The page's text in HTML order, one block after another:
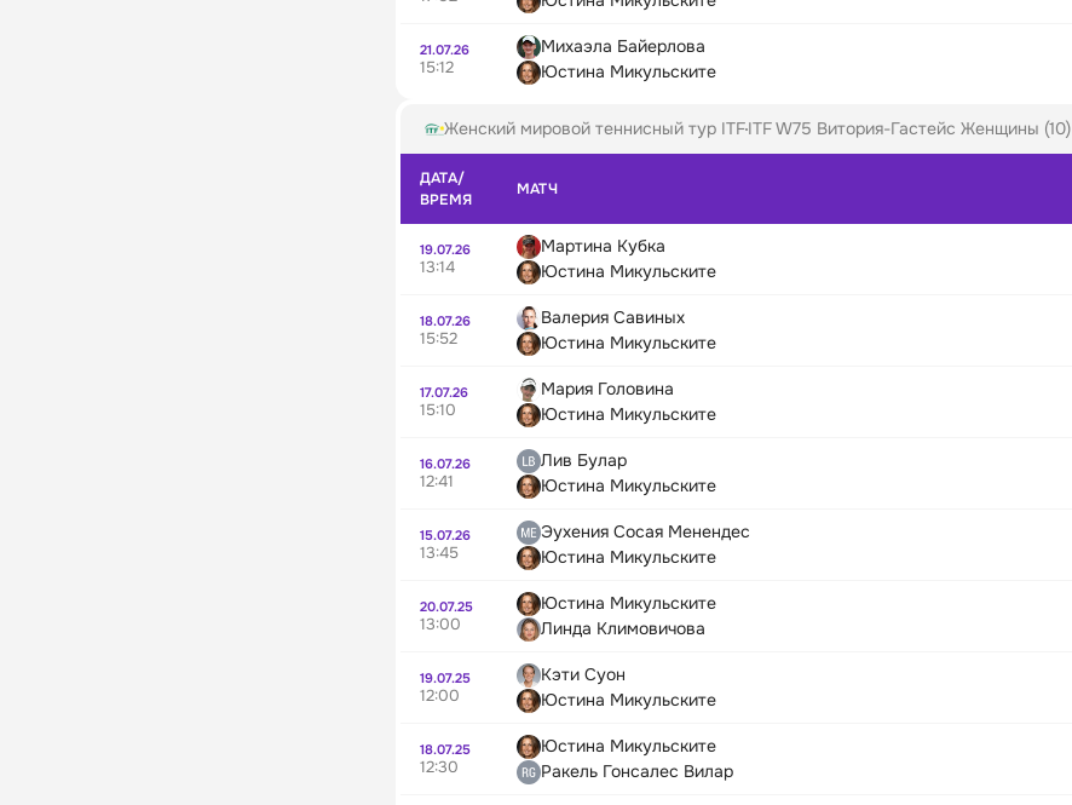
21.07.26
15:12
Михаэла Байерлова
Юстина Микульските
Женский мировой теннисный тур ITFITF W75 Витория-Гастейс Женщины (10)
ДАТА/
ВРЕМЯ
МАТЧ
19.07.26
13:14
Мартина Кубка
Юстина Микульските
18.07.26
15:52
Валерия Савиных
Юстина Микульските
17.07.26
15:10
Мария Головина
Юстина Микульските
16.07.26
12:41
Лив Булар
Юстина Микульските
15.07.26
13:45
Эухения Сосая Менендес
Юстина Микульските
20.07.25
13:00
Юстина Микульските
Линда Климовичова
19.07.25
12:00
Кэти Суон
Юстина Микульските
18.07.25
12:30
Юстина Микульските
Ракель Гонсалес Вилар